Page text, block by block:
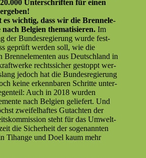
Unter­schriften für einen
es wichtig, dass wir die Bren­nele­
Bel­gien the­ma­tisieren. Im
der Bun­desregierung wurde fest­
geprüft wer­den soll, wie die
Bren­nele­menten aus Deutsch­land in
rechtssich­er gestoppt wer­
jedoch hat die Bun­desregierung
keine erkennbaren Schritte unter­
Auch in 2018 wur­den
nach Bel­gien geliefert. Und
zweifel­haftes Gutacht­en der
ste­ht für das Umwelt­
die Sicher­heit der soge­nan­nten
Tihange und Doel kaum mehr